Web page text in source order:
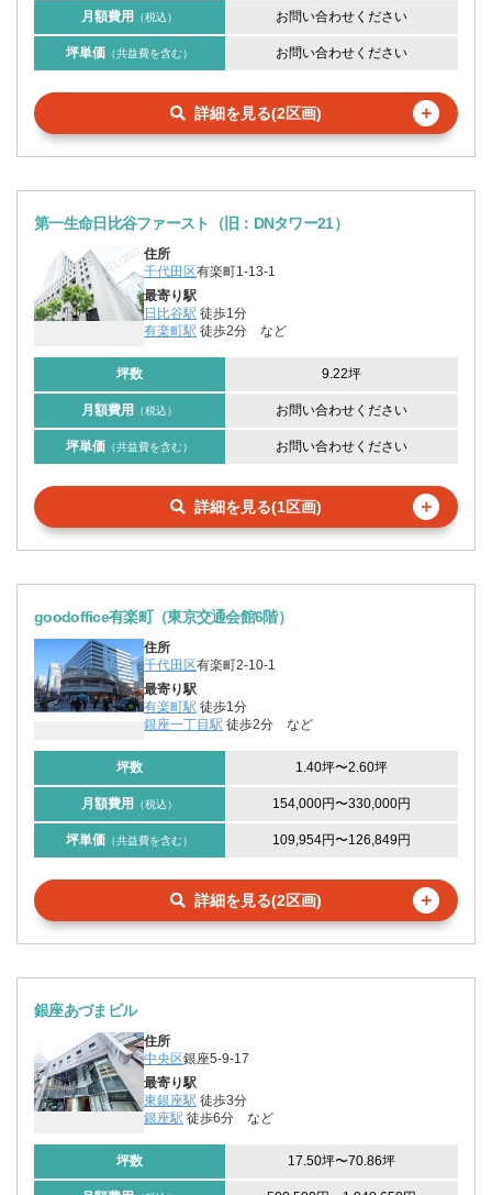
月額費用 （税込） お問い合わせください
坪単価 （共益費を含む） お問い合わせください
詳細を見る(2区画) ＋
第一生命日比谷ファースト（旧：DNタワー21）
住所
千代田区有楽町1-13-1
最寄り駅
日比谷駅 徒歩1分
有楽町駅 徒歩2分 など
坪数 9.22坪
月額費用 （税込） お問い合わせください
坪単価 （共益費を含む） お問い合わせください
詳細を見る(1区画) ＋
goodoffice有楽町（東京交通会館6階）
住所
千代田区有楽町2-10-1
最寄り駅
有楽町駅 徒歩1分
銀座一丁目駅 徒歩2分 など
坪数 1.40坪〜2.60坪
月額費用 （税込） 154,000円〜330,000円
坪単価 （共益費を含む） 109,954円〜126,849円
詳細を見る(2区画) ＋
銀座あづまビル
住所
中央区銀座5-9-17
最寄り駅
東銀座駅 徒歩3分
銀座駅 徒歩6分 など
坪数 17.50坪〜70.86坪